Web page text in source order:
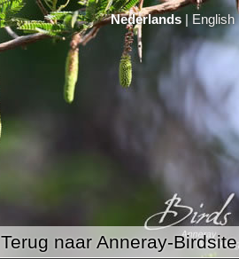
Nederlands |English
Terug naar Anneray-Birdsite